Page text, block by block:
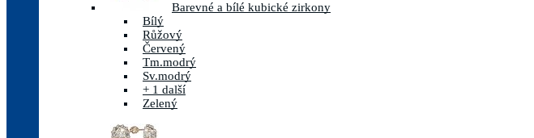
Barevné a bílé kubické zirkony
Bílý
Růžový
Červený
Tm.modrý
Sv.modrý
+ 1 další
Zelený